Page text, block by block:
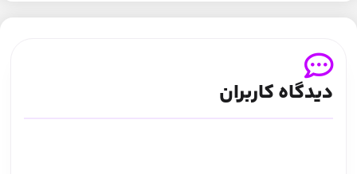
دیدگاه کاربران